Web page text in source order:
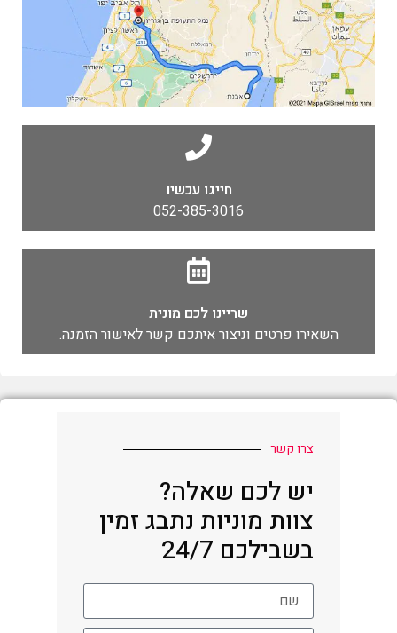
חייגו עכשיו
052-385-3016
שריינו לכם מונית
השאירו פרטים וניצור איתכם קשר לאישור הזמנה.
צרו קשר
יש לכם שאלה?
צוות מוניות נתבג זמין
בשבילכם 24/7